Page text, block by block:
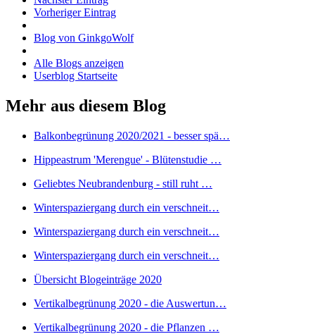
Vorheriger Eintrag
Blog von GinkgoWolf
Alle Blogs anzeigen
Userblog Startseite
Mehr aus diesem Blog
Balkonbegrünung 2020/2021 - besser spä…
Hippeastrum 'Merengue' - Blütenstudie …
Geliebtes Neubrandenburg - still ruht …
Winterspaziergang durch ein verschneit…
Winterspaziergang durch ein verschneit…
Winterspaziergang durch ein verschneit…
Übersicht Blogeinträge 2020
Vertikalbegrünung 2020 - die Auswertun…
Vertikalbegrünung 2020 - die Pflanzen …